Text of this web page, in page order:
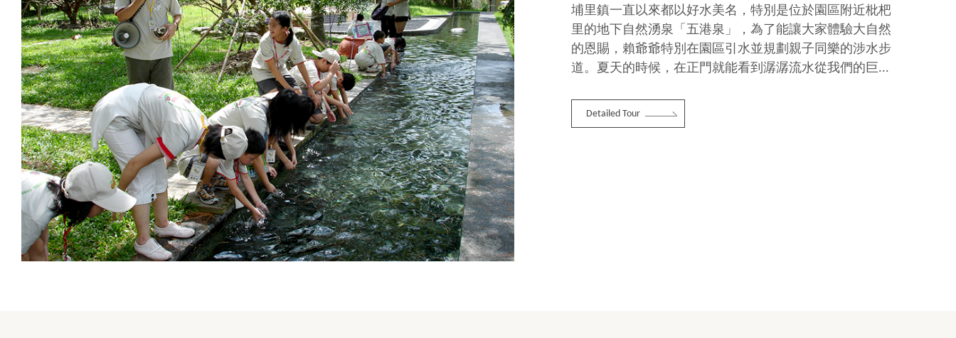
埔里鎮一直以來都以好水美名，特別是位於園區附近枇杷
里的地下自然湧泉「五港泉」，為了能讓大家體驗大自然
的恩賜，賴爺爺特別在園區引水並規劃親子同樂的涉水步
道。夏天的時候，在正門就能看到潺潺流水從我們的巨...
Detailed Tour